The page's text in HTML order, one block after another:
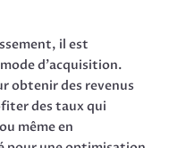
il est
d’acquisition.
obtenir des revenus
des taux qui
même en